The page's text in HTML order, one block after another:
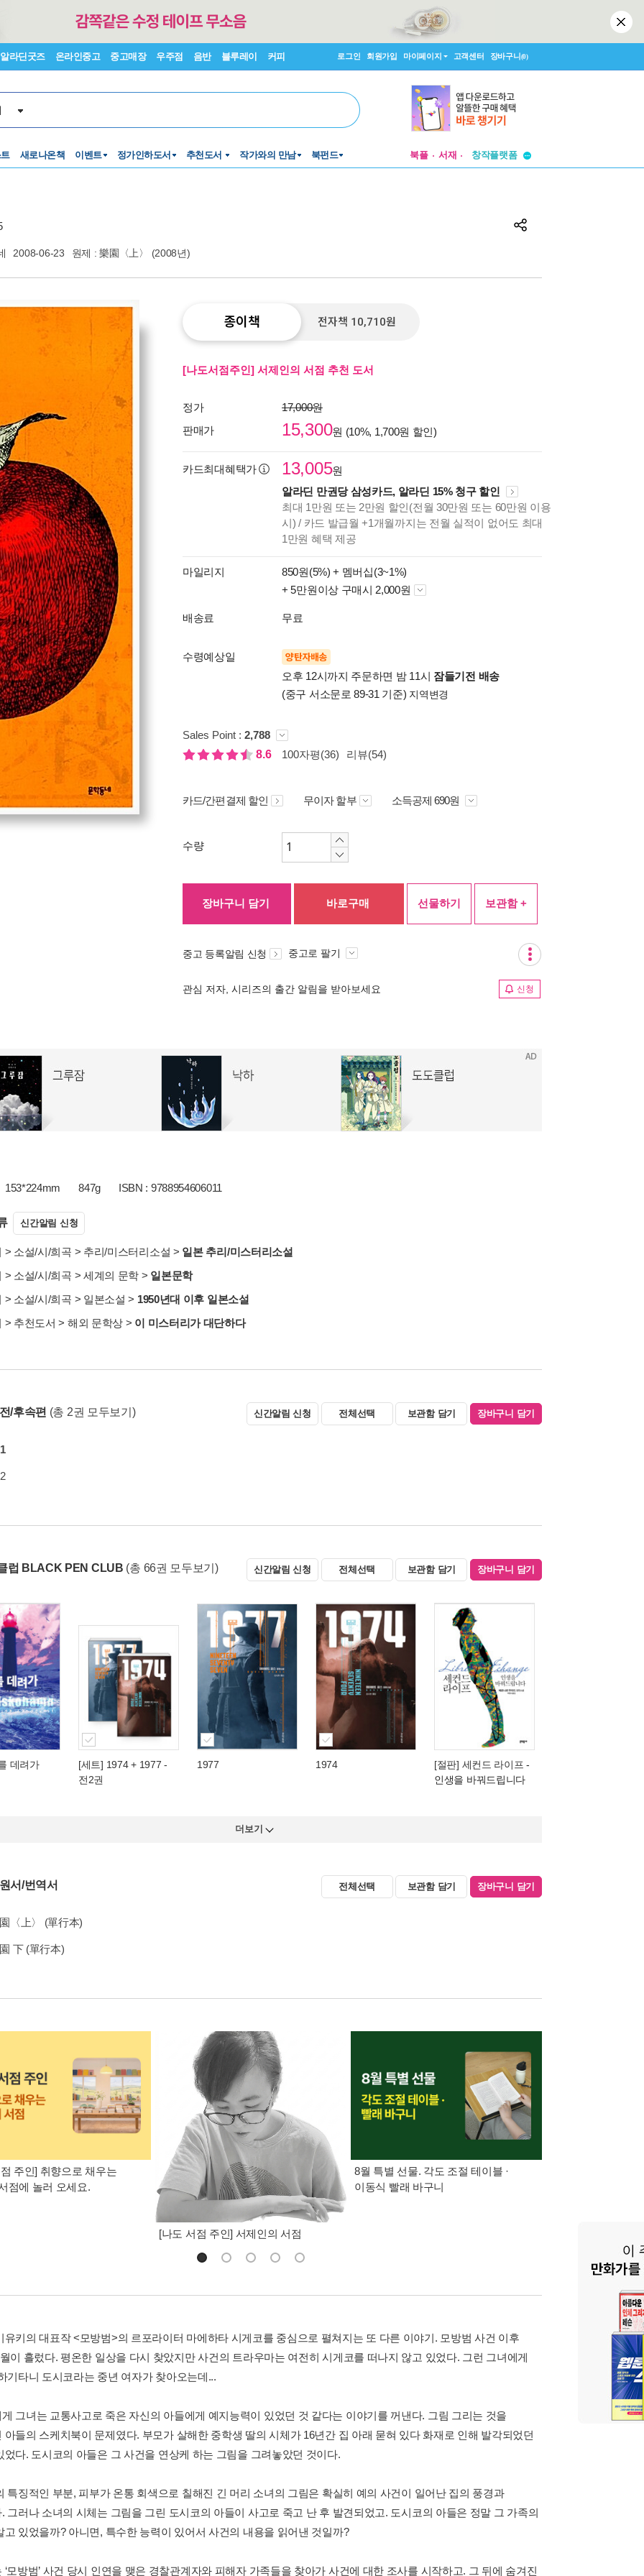
알라딘굿즈 온라인중고 중고매장 우주점 음반 블루레이 커피 로그인 회원가입 마이페이지 고객센터 장바구니(0)
새로나온책 이벤트 정가인하도서 추천도서 작가와의 만남 북펀드 북플 서재
투비컨티뉴드
2008-06-23 원제 : 樂園〈上〉 (2008년)
종이책 전자책 10,710원
[나도서점주인] 서제인의 서점 추천 도서
정가
17,000원
판매가
15,300원 (10%, 1,700원 할인)
카드최대혜택가 13,005원
알라딘 만권당 삼성카드, 알라딘 15% 청구 할인
최대 1만원 또는 2만원 할인(전월 30만원 또는 60만원 이용
시) / 카드 발급월 +1개월까지는 전월 실적이 없어도 최대
1만원 혜택 제공
마일리지 850원(5%) + 멤버십(3~1%)
+ 5만원이상 구매시 2,000원
배송료 무료
수령예상일 양탄자배송
오후 12시까지 주문하면 밤 11시 잠들기전 배송
(중구 서소문로 89-31 기준) 지역변경
Sales Point : 2,788
8.6
100자평(36) 리뷰(54)
카드/간편결제 할인 무이자 할부 소득공제 690원
수량
장바구니 담기 바로구매 선물하기 보관함 +
중고 등록알림 신청 중고로 팔기
관심 저자, 시리즈의 출간 알림을 받아보세요 신청
153*224mm 847g ISBN : 9788954606011
신간알림 신청
> 소설/시/희곡 > 추리/미스터리소설 > 일본 추리/미스터리소설
> 소설/시/희곡 > 세계의 문학 > 일본문학
> 소설/시/희곡 > 일본소설 > 1950년대 이후 일본소설
> 추천도서 > 해외 문학상 > 이 미스터리가 대단하다
/후속편 (총 2권 모두보기) 신간알림 신청 전체선택 보관함 담기 장바구니 담기
럽 BLACK PEN CLUB (총 66권 모두보기) 신간알림 신청 전체선택 보관함 담기 장바구니 담기
데려가
[세트] 1974 + 1977 -
전2권
1977 1974 [절판] 세컨드 라이프 -
인생을 바꿔드립니다
더보기
서/번역서 전체선택 보관함 담기 장바구니 담기
〈上〉 (單行本)
下 (單行本)
주인] 취향으로 채우는
점에 놀러 오세요.
[나도 서점 주인] 서제인의 서점
8월 특별 선물. 각도 조절 테이블 ·
이동식 빨래 바구니
유키의 대표작 <모방범>의 르포라이터 마에하타 시게코를 중심으로 펼쳐지는 또 다른 이야기. 모방범 사건 이후
이 흘렀다. 평온한 일상을 다시 찾았지만 사건의 트라우마는 여전히 시게코를 떠나지 않고 있었다. 그런 그녀에게
기타니 도시코라는 중년 여자가 찾아오는데...
그녀는 교통사고로 죽은 자신의 아들에게 예지능력이 있었던 것 같다는 이야기를 꺼낸다. 그림 그리는 것을
아들의 스케치북이 문제였다. 부모가 살해한 중학생 딸의 시체가 16년간 집 아래 묻혀 있다 화재로 인해 발각되었던
었다. 도시코의 아들은 그 사건을 연상케 하는 그림을 그려놓았던 것이다.
특징적인 부분, 피부가 온통 회색으로 칠해진 긴 머리 소녀의 그림은 확실히 예의 사건이 일어난 집의 풍경과
그러나 소녀의 시체는 그림을 그린 도시코의 아들이 사고로 죽고 난 후 발견되었고. 도시코의 아들은 정말 그 가족의
고 있었을까? 아니면, 특수한 능력이 있어서 사건의 내용을 읽어낸 것일까?
‘모방범’ 사건 당시 인연을 맺은 경찰관계자와 피해자 가족들을 찾아가 사건에 대한 조사를 시작하고. 그 뒤에 숨겨진